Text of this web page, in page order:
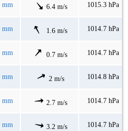
mm 6.4 m/s 1015.3 hPa
mm 1.6 m/s 1014.7 hPa
mm 0.7 m/s 1014.7 hPa
mm 2 m/s 1014.8 hPa
mm 2.7 m/s 1014.7 hPa
mm 3.2 m/s 1014.7 hPa